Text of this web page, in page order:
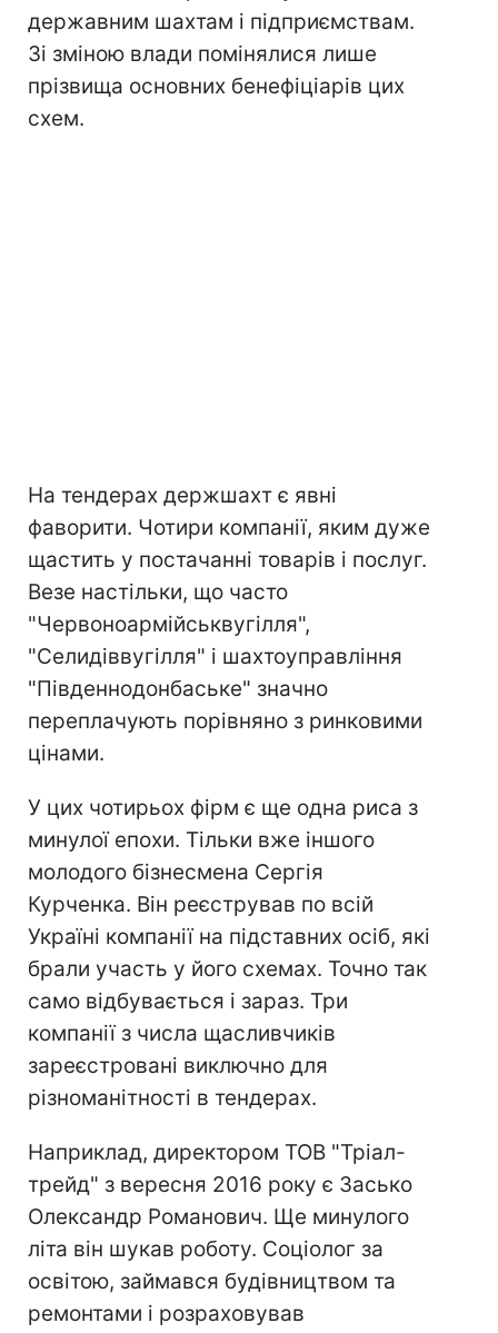
державним шахтам і підприємствам.
Зі зміною влади помінялися лише
прізвища основних бенефіціарів цих
схем.
На тендерах держшахт є явні
фаворити. Чотири компанії, яким дуже
щастить у постачанні товарів і послуг.
Везе настільки, що часто
"Червоноармійськвугілля",
"Селидіввугілля" і шахтоуправління
"Південнодонбаське" значно
переплачують порівняно з ринковими
цінами.
У цих чотирьох фірм є ще одна риса з
минулої епохи. Тільки вже іншого
молодого бізнесмена Сергія
Курченка. Він реєстрував по всій
Україні компанії на підставних осіб, які
брали участь у його схемах. Точно так
само відбувається і зараз. Три
компанії з числа щасливчиків
зареєстровані виключно для
різноманітності в тендерах.
Наприклад, директором ТОВ "Тріал-
трейд" з вересня 2016 року є Засько
Олександр Романович. Ще минулого
літа він шукав роботу. Соціолог за
освітою, займався будівництвом та
ремонтами і розраховував